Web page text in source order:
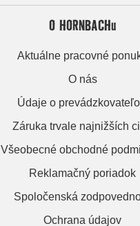
O HORNBACHu
Aktuálne pracovné
O nás
Údaje o
Záruka trvale najnižších
Všeobecné obchodné
Reklamačný poriadok
Spoločenská
Ochrana údajov